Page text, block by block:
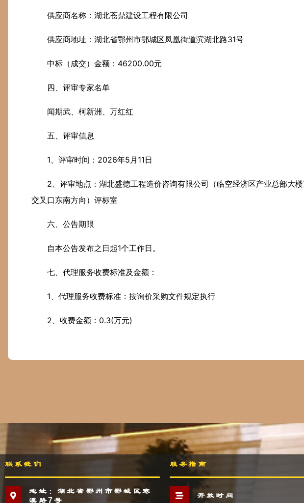
供应商名称：湖北苍鼎建设工程有限公司
供应商地址：湖北省鄂州市鄂城区凤凰街道滨湖北路31号
中标（成交）金额：46200.00元
四、评审专家名单
闻期武、柯新洲、万红红
五、评审信息
1、评审时间：2026年5月11日
2、评审地点：湖北盛德工程造价咨询有限公司（临空经济区产业总部大
交叉口东南方向）评标室
六、公告期限
自本公告发布之日起1个工作日。
七、代理服务收费标准及金额：
1、代理服务收费标准：按询价采购文件规定执行
2、收费金额：0.3(万元)
联系我们
地址：湖北省鄂州市鄂城区寒
溪路7号
服务指南
开放时间